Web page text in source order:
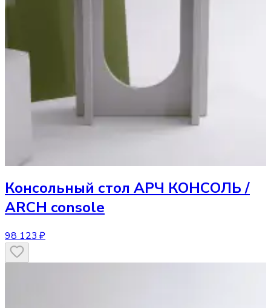
Консольный стол АРЧ КОНСОЛЬ /
ARCH console
98 123 ₽